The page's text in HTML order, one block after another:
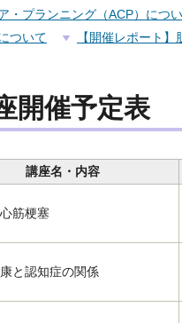
・プランニング（ACP）につ
ついて
【開催レポート
開催予定表
講座名・内容
筋梗塞
と認知症の関係